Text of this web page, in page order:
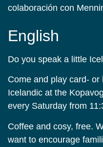
colaboración con
English
Do you speak a little
Come and play card-
Icelandic at the
every Saturday from
Coffee and cosy, free.
want to encourage